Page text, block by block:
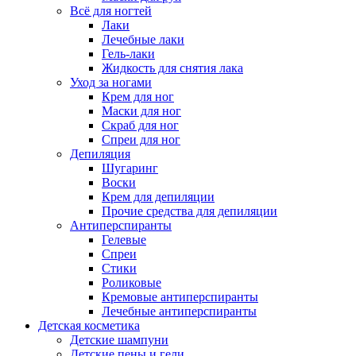
Всё для ногтей
Лаки
Лечебные лаки
Гель-лаки
Жидкость для снятия лака
Уход за ногами
Крем для ног
Маски для ног
Скраб для ног
Спреи для ног
Депиляция
Шугаринг
Воски
Крем для депиляции
Прочие средства для депиляции
Антиперспиранты
Гелевые
Спреи
Стики
Роликовые
Кремовые антиперспиранты
Лечебные антиперспиранты
Детская косметика
Детские шампуни